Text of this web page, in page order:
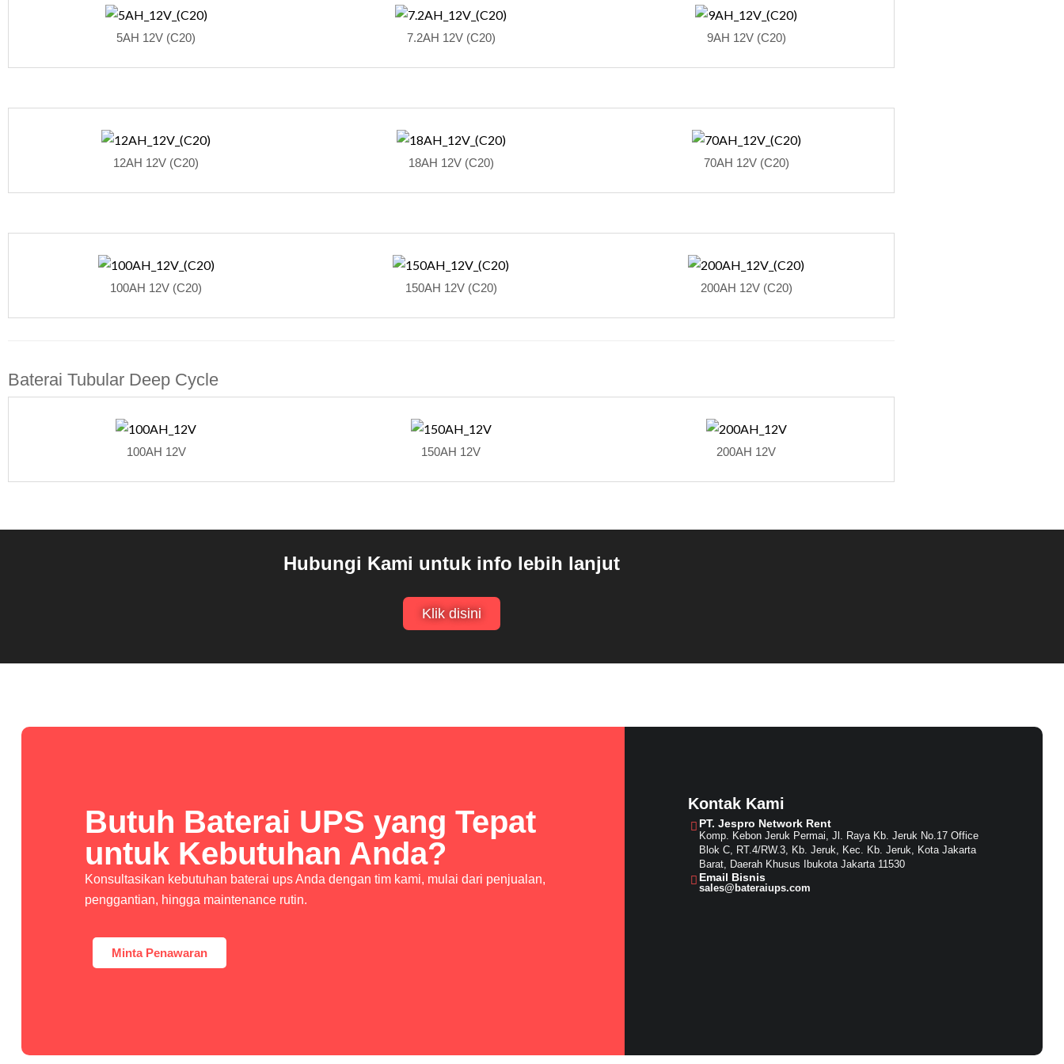
5AH 12V (C20) 7.2AH 12V (C20) 9AH 12V (C20)
12AH 12V (C20) 18AH 12V (C20) 70AH 12V (C20)
100AH 12V (C20) 150AH 12V (C20) 200AH 12V (C20)
Baterai Tubular Deep Cycle
100AH 12V 150AH 12V 200AH 12V
Hubungi Kami untuk info lebih lanjut
Klik disini
Butuh Baterai UPS yang Tepat
untuk Kebutuhan Anda?
Konsultasikan kebutuhan baterai ups Anda dengan tim kami, mulai dari penjualan,
penggantian, hingga maintenance rutin.
Minta Penawaran
Kontak Kami
PT. Jespro Network Rent​
Komp. Kebon Jeruk Permai, Jl. Raya Kb. Jeruk No.17 Office
Blok C, RT.4/RW.3, Kb. Jeruk, Kec. Kb. Jeruk, Kota Jakarta
Barat, Daerah Khusus Ibukota Jakarta 11530
Email Bisnis​
sales@bateraiups.com